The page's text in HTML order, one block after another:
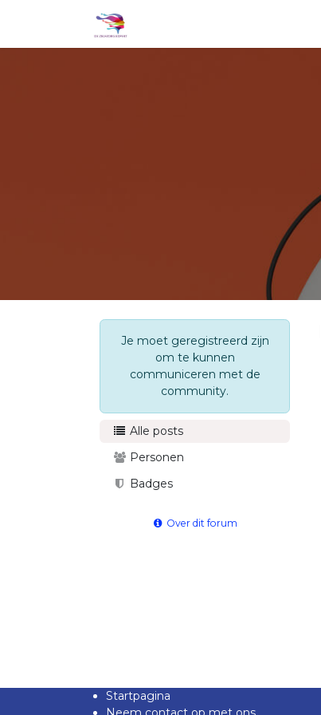
Je moet geregistreerd zijn
om te kunnen
communiceren met de
community.
Alle posts
Personen
Badges
Over dit forum
Startpagina